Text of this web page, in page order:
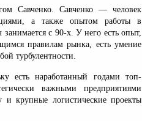
Савченко. Савченко — человек
а также опытом работы в
с 90-х. У него есть опыт,
правилам рынка, есть умение
турбулентности.
есть наработанный годами топ-
важными предприятиями
и крупные логистические проекты